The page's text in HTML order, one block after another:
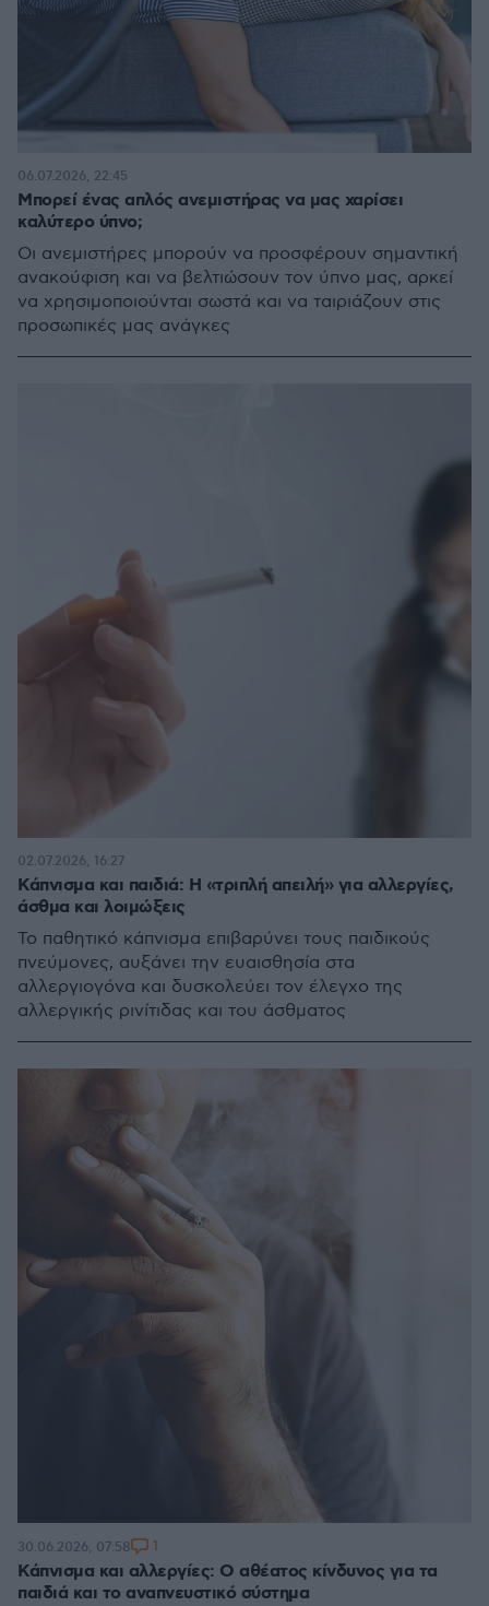
Μπορεί ένας απλός ανεμιστήρας να μας χαρίσει
καλύτερο ύπνο;
Οι ανεμιστήρες μπορούν να προσφέρουν σημαντική
ανακούφιση και να βελτιώσουν τον ύπνο μας, αρκεί
να χρησιμοποιούνται σωστά και να ταιριάζουν στις
προσωπικές μας ανάγκες
06.07.2026, 22:45
Κάπνισμα και παιδιά: Η «τριπλή απειλή» για αλλεργίες,
άσθμα και λοιμώξεις
Το παθητικό κάπνισμα επιβαρύνει τους παιδικούς
πνεύμονες, αυξάνει την ευαισθησία στα
αλλεργιογόνα και δυσκολεύει τον έλεγχο της
αλλεργικής ρινίτιδας και του άσθματος
02.07.2026, 16:27
Κάπνισμα και αλλεργίες: Ο αθέατος κίνδυνος για τα
παιδιά και το αναπνευστικό σύστημα
30.06.2026, 07:58 1